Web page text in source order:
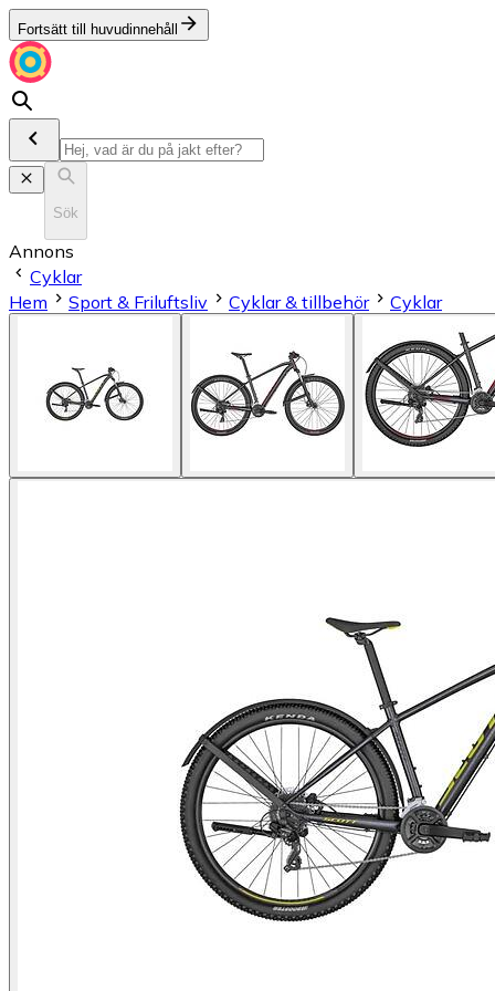
Fortsätt till huvudinnehåll
Sök
Annons
Cyklar
Hem
Sport & Friluftsliv Cyklar & tillbehör Cyklar